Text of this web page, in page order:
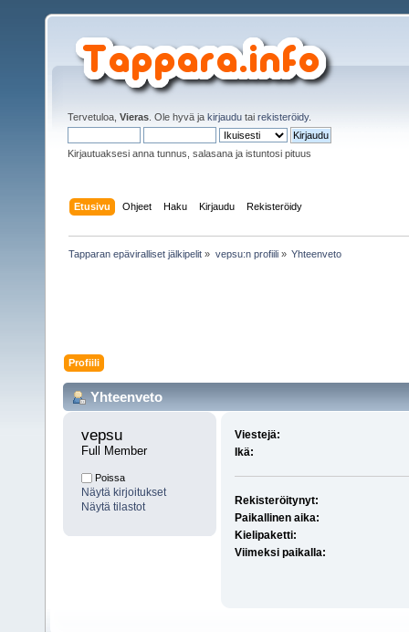
Tervetuloa, Vieras . Ole hyvä ja kirjaudu tai rekisteröidy.
Kirjautuaksesi anna tunnus, salasana ja istuntosi pituus
Etusivu Ohjeet Haku Kirjaudu Rekisteröidy
Tapparan epäviralliset jälkipelit » vepsu:n profiili» Yhteenveto
Profiili
Yhteenveto
vepsu
Full Member
Poissa
Näytä kirjoitukset
Näytä tilastot
Viestejä:
Ikä:
Rekisteröitynyt:
Paikallinen aika:
Kielipaketti:
Viimeksi paikalla: